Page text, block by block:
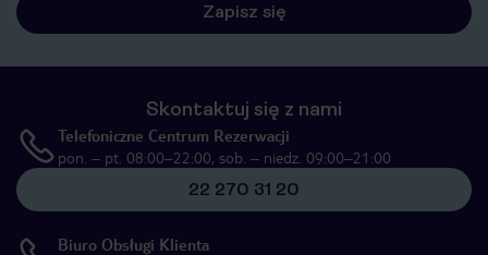
Zapisz się
Skontaktuj się z nami
Telefoniczne Centrum Rezerwacji
pon. – pt. 08:00–22:00, sob. – niedz. 09:00–21:00
22 270 31 20
Biuro Obsługi Klienta